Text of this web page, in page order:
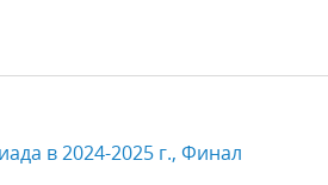
в 2024-2025 г., Финал